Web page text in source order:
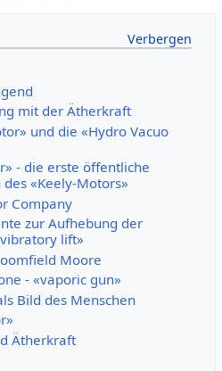
mit der Ätherkraft
und die «Hydro Vacuo
- die erste öffentliche
«Keely-Motors»
Company
zur Aufhebung der
lift»
Moore
- «vaporic gun»
Bild des Menschen
Ätherkraft